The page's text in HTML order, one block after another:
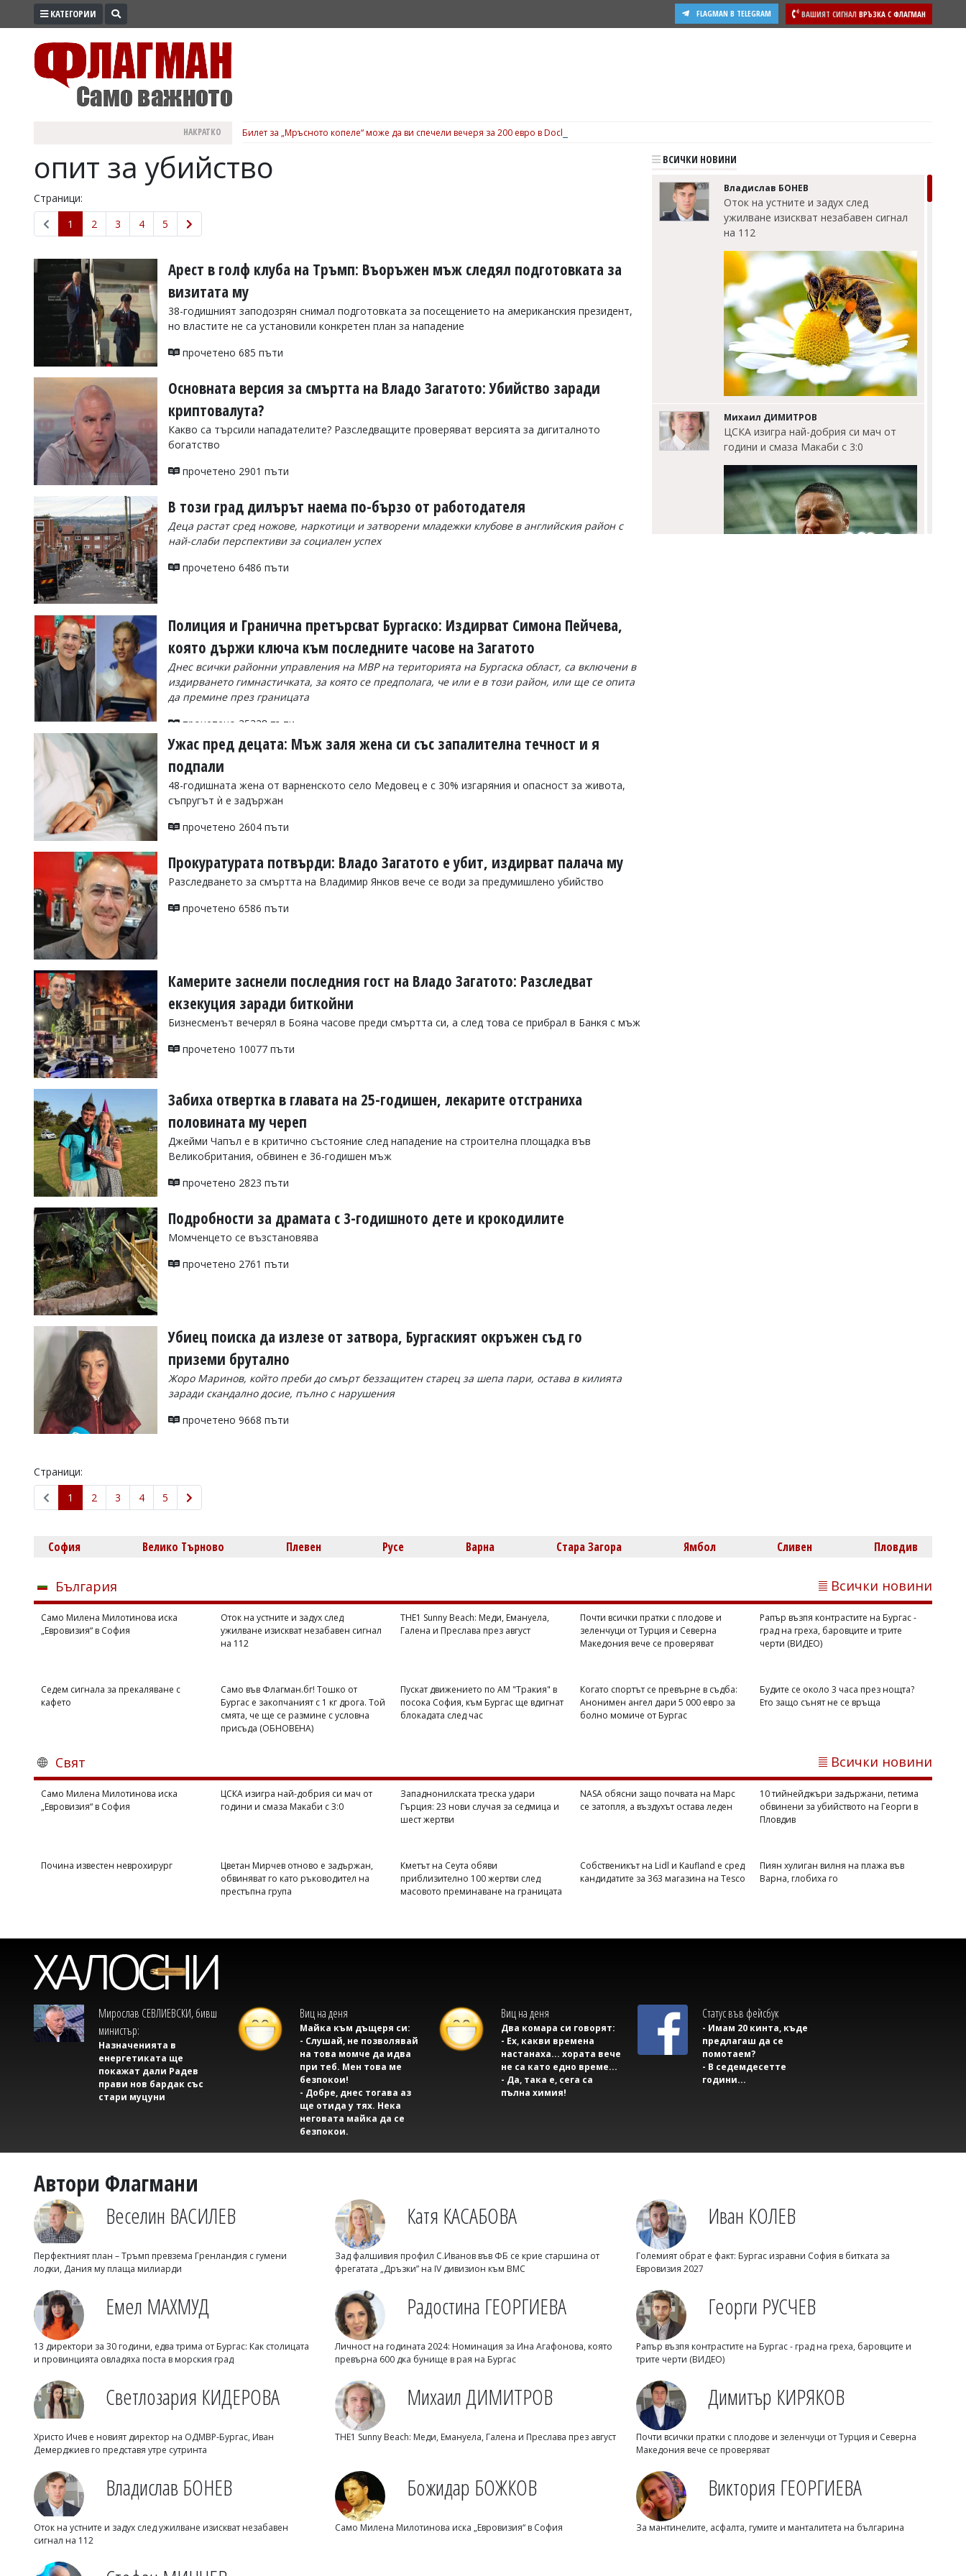
ПРОМО
ЗДРАВЕ
ПОЛИТИКА
ОБЩИНИ
ОБЩЕСТВО
ЛАЙФСТАЙЛ
РАЗСЛЕДВАНЕ
Управители:
Веселин
Василев,
v.vasilev@flagman.bg
Касабова,
k.kassabova@flagman.bg
Главен
редактор:
Колев,
office@flagman.bg
Коментарите
статиите
читателите
редакцията
откриете
коментар,
сигнализирайте
КАТЕГОРИИ ВАШИЯТ СИГНАЛ ВРЪЗКА С ФЛАГМАН
FLAGMAN В TELEGRAM
НАКРАТКО Билет за „Мръсното копеле“ може да ви спечели вечеря за 200 евро в Dock 5, вижте подробности
опит за убийство
Страници:
1
2 3 4 5
Арест в голф клуба на Тръмп: Въоръжен мъж следял подготовката за
визитата му
38-годишният заподозрян снимал подготовката за посещението на американския президент,
но властите не са установили конкретен план за нападение
прочетено 685 пъти
Основната версия за смъртта на Владо Загатото: Убийство заради
криптовалута?
Какво са търсили нападателите? Разследващите проверяват версията за дигиталното
богатство
прочетено 2901 пъти
В този град дилърът наема по-бързо от работодателя
Деца растат сред ножове, наркотици и затворени младежки клубове в английския район с
най-слаби перспективи за социален успех
прочетено 6486 пъти
Полиция и Гранична претърсват Бургаско: Издирват Симона Пейчева,
която държи ключа към последните часове на Загатото
Днес всички районни управления на МВР на територията на Бургаска област, са включени в
издирването гимнастичката, за която се предполага, че или е в този район, или ще се опита
да премине през границата
прочетено 25328 пъти
Ужас пред децата: Мъж заля жена си със запалителна течност и я
подпали
48-годишната жена от варненското село Медовец е с 30% изгаряния и опасност за живота,
съпругът ѝ е задържан
прочетено 2604 пъти
Прокуратурата потвърди: Владо Загатото е убит, издирват палача му
Разследването за смъртта на Владимир Янков вече се води за предумишлено убийство
прочетено 6586 пъти
Камерите заснели последния гост на Владо Загатото: Разследват
екзекуция заради биткойни
Бизнесменът вечерял в Бояна часове преди смъртта си, а след това се прибрал в Банкя с мъж
прочетено 10077 пъти
Забиха отвертка в главата на 25-годишен, лекарите отстраниха
половината му череп
Джейми Чапъл е в критично състояние след нападение на строителна площадка във
Великобритания, обвинен е 36-годишен мъж
прочетено 2823 пъти
Подробности за драмата с 3-годишното дете и крокодилите
Момченцето се възстановява
прочетено 2761 пъти
Убиец поиска да излезе от затвора, Бургаският окръжен съд го
приземи брутално
Жоро Маринов, който преби до смърт беззащитен старец за шепа пари, остава в килията
заради скандално досие, пълно с нарушения
прочетено 9668 пъти
Страници:
1
2 3 4 5
ВСИЧКИ НОВИНИ
Владислав БОНЕВ
Оток на устните и задух след
ужилване изискват незабавен сигнал
на 112
Михаил ДИМИТРОВ
ЦСКА изигра най-добрия си мач от
години и смаза Макаби с 3:0
Михаил ДИМИТРОВ
NASA обясни защо почвата на Марс
10 тийнейджъри задържани, петима
обвинени за убийството на Георги в
Михаил ДИМИТРОВ
Димитър КИРЯКОВ
Будите се около 3 часа през нощта?
Розов таратор за 6,50 евро разбуни
София Велико Търново Плевен Русе Варна Стара Загора Ямбол Сливен Пловдив
България Всички новини
Само Милена Милотинова иска
„Евровизия“ в София
Оток на устните и задух след
ужилване изискват незабавен сигнал
на 112
THE1 Sunny Beach: Меди, Емануела,
Галена и Преслава през август
Почти всички пратки с плодове и
зеленчуци от Турция и Северна
Македония вече се проверяват
Рапър възпя контрастите на Бургас -
град на греха, баровците и трите
черти (ВИДЕО)
Седем сигнала за прекаляване с
кафето
Само във Флагман.бг! Тошко от
Бургас е закопчаният с 1 кг дрога. Той
смята, че ще се размине с условна
присъда (ОБНОВЕНА)
Пускат движението по АМ "Тракия" в
посока София, към Бургас ще вдигнат
блокадата след час
Когато спортът се превърне в съдба:
Анонимен ангел дари 5 000 евро за
болно момиче от Бургас
Будите се около 3 часа през нощта?
Ето защо сънят не се връща
Свят Всички новини
Само Милена Милотинова иска
„Евровизия“ в София
ЦСКА изигра най-добрия си мач от
години и смаза Макаби с 3:0
Западнонилската треска удари
Гърция: 23 нови случая за седмица и
шест жертви
NASA обясни защо почвата на Марс
се затопля, а въздухът остава леден
10 тийнейджъри задържани, петима
обвинени за убийството на Георги в
Пловдив
Почина известен неврохирург
Цветан Мирчев отново е задържан,
обвиняват го като ръководител на
престъпна група
Кметът на Сеута обяви
приблизително 100 жертви след
масовото преминаване на границата
Собственикът на Lidl и Kaufland е сред
кандидатите за 363 магазина на Tesco
Пиян хулиган вилня на плажа във
Варна, глобиха го
Мирослав СЕВЛИЕВСКИ, бивш
министър:
Назначенията в
енергетиката ще
покажат дали Радев
прави нов бардак със
стари муцуни
Виц на деня
Майка към дъщеря си:
- Слушай, не позволявай
на това момче да идва
при теб. Мен това ме
безпокои!
- Добре, днес тогава аз
ще отида у тях. Нека
неговата майка да се
безпокои.
Виц на деня
Два комара си говорят:
- Ех, какви времена
настанаха... хората вече
не са като едно време...
- Да, така е, сега са
пълна химия!
Статус във фейсбук
- Имам 20 кинта, къде
предлагаш да се
помотаем?
- В седемдесетте
години...
Автори Флагмани
Веселин ВАСИЛЕВ
Перфектният план – Тръмп превзема Гренландия с гумени
лодки, Дания му плаща милиарди
Катя КАСАБОВА
Зад фалшивия профил С.Иванов във ФБ се крие старшина от
фрегатата „Дръзки” на IV дивизион към ВМС
Иван КОЛЕВ
Големият обрат е факт: Бургас изравни София в битката за
Евровизия 2027
Емел МАХМУД
13 директори за 30 години, едва трима от Бургас: Как столицата
и провинцията овладяха поста в морския град
Радостина ГЕОРГИЕВА
Личност на годината 2024: Номинация за Ина Агафонова, която
превърна 600 дка бунище в рая на Бургас
Георги РУСЧЕВ
Рапър възпя контрастите на Бургас - град на греха, баровците и
трите черти (ВИДЕО)
Светлозария КИДЕРОВА
Христо Ичев е новият директор на ОДМВР-Бургас, Иван
Демерджиев го представя утре сутринта
Михаил ДИМИТРОВ
THE1 Sunny Beach: Меди, Емануела, Галена и Преслава през август
Димитър КИРЯКОВ
Почти всички пратки с плодове и зеленчуци от Турция и Северна
Македония вече се проверяват
Владислав БОНЕВ
Оток на устните и задух след ужилване изискват незабавен
сигнал на 112
Божидар БОЖКОВ
Само Милена Милотинова иска „Евровизия“ в София
Виктория ГЕОРГИЕВА
За мантинелите, асфалта, гумите и манталитета на българина